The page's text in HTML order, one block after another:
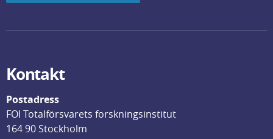
Kontakt
Postadress
FOI Totalförsvarets forskningsinstitut
164 90 Stockholm